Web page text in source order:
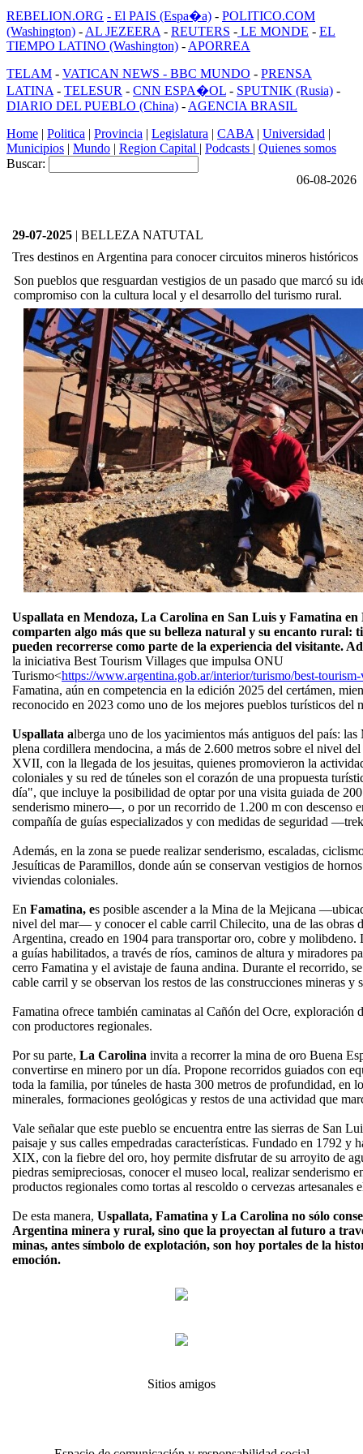
REBELION.ORG - El PAIS (Espa�a) - POLITICO.COM
(Washington) - AL JEZEERA - REUTERS - LE MONDE - EL
TIEMPO LATINO (Washington) - APORREA
TELAM - VATICAN NEWS - BBC MUNDO - PRENSA
LATINA - TELESUR - CNN ESPA�OL - SPUTNIK (Rusia) -
DIARIO DEL PUEBLO (China) - AGENCIA BRASIL
Home | Politica | Provincia | Legislatura | CABA | Universidad |
Municipios | Mundo | Region Capital | Podcasts | Quienes somos
Buscar:
06-08-2026
29-07-2025 | BELLEZA NATUTAL
Tres destinos en Argentina para conocer circuitos mineros históricos
Son pueblos que resguardan vestigios de un pasado que marcó su
compromiso con la cultura local y el desarrollo del turismo rural.
Uspallata en Mendoza, La Carolina en San Luis y Famatina en
comparten algo más que su belleza natural y su encanto rural:
pueden recorrerse como parte de la experiencia del visitante.
la iniciativa Best Tourism Villages que impulsa ONU
Turismo<https://www.argentina.gob.ar/interior/turismo/best-
Famatina, aún en competencia en la edición 2025 del certámen,
reconocido en 2023 como uno de los mejores pueblos turísticos del
Uspallata alberga uno de los yacimientos más antiguos del país:
plena cordillera mendocina, a más de 2.600 metros sobre el nivel
XVII, con la llegada de los jesuitas, quienes promovieron la
coloniales y su red de túneles son el corazón de una propuesta
día", que incluye la posibilidad de optar por una visita guiada de
senderismo minero—, o por un recorrido de 1.200 m con descenso
compañía de guías especializados y con medidas de seguridad
Además, en la zona se puede realizar senderismo, escaladas,
Jesuíticas de Paramillos, donde aún se conservan vestigios de
viviendas coloniales.
En Famatina, es posible ascender a la Mina de la Mejicana
nivel del mar— y conocer el cable carril Chilecito, una de las obras
Argentina, creado en 1904 para transportar oro, cobre y
a guías habilitados, a través de ríos, caminos de altura y miradores
cerro Famatina y el avistaje de fauna andina. Durante el recorrido,
cable carril y se observan los restos de las construcciones mineras y
Famatina ofrece también caminatas al Cañón del Ocre, exploración
con productores regionales.
Por su parte, La Carolina invita a recorrer la mina de oro Buena
convertirse en minero por un día. Propone recorridos guiados con
toda la familia, por túneles de hasta 300 metros de profundidad, en
minerales, formaciones geológicas y restos de una actividad que
Vale señalar que este pueblo se encuentra entre las sierras de San
paisaje y sus calles empedradas características. Fundado en 1792 y
XIX, con la fiebre del oro, hoy permite disfrutar de su arroyito de
piedras semipreciosas, conocer el museo local, realizar senderismo
productos regionales como tortas al rescoldo o cervezas artesanales
De esta manera, Uspallata, Famatina y La Carolina no sólo
Argentina minera y rural, sino que la proyectan al futuro a
minas, antes símbolo de explotación, son hoy portales de la
emoción.
Sitios amigos